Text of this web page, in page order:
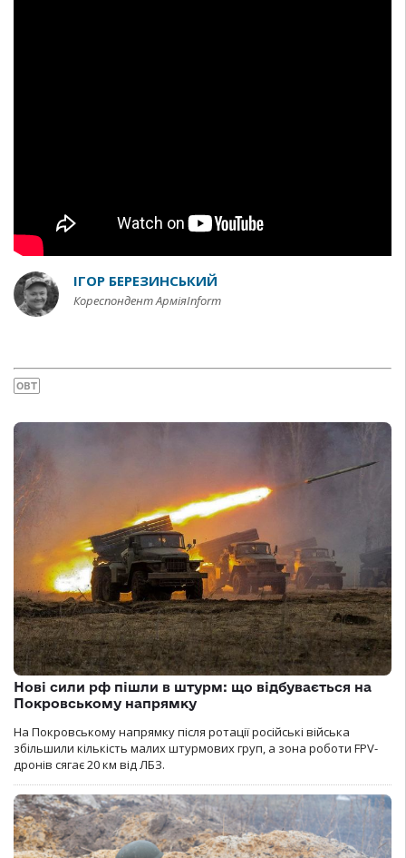
ІГОР БЕРЕЗИНСЬКИЙ
Кореспондент АрміяInform
ОВТ
Нові сили рф пішли в штурм: що відбувається на
Покровському напрямку
На Покровському напрямку після ротації російські війська
збільшили кількість малих штурмових груп, а зона роботи FPV-
дронів сягає 20 км від ЛБЗ.